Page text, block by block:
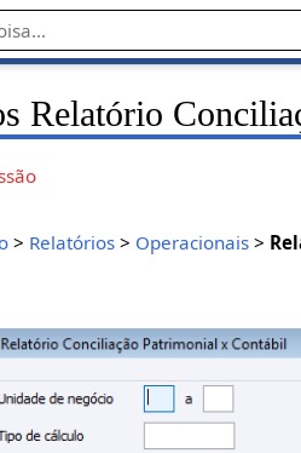
Relatório
> Relatórios > Operacionais >